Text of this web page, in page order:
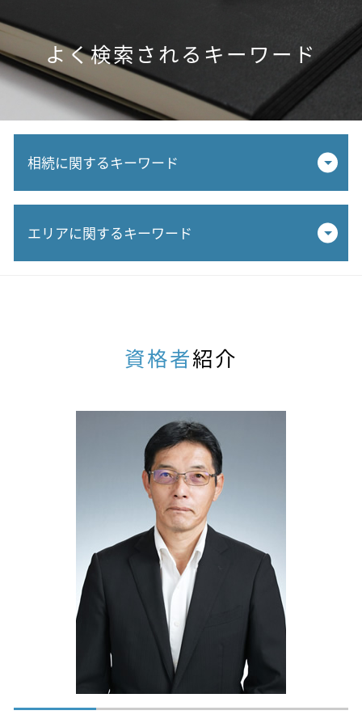
よく検索されるキーワード
相続に関するキーワード
相続税 申告漏れ
不動産 売却 税金 相続
土地 相続 税金 払えない
追徴課税 とは わかりやすく
相続税 修正申告
相続税 ふるさと納税
未成年者控除 相続税
相続税申告 控除
追徴課税 払えない
相続税 二割加算
エリアに関するキーワード
不動産相続 税理士 相談 春日井市
相続税申告 税理士 相談 犬山市
相続税対策 税理士 相談 岐阜県
相続税申告 税理士 相談 小牧市
相続生前対策 税理士 相談 瑞穂市
相続税対策 税理士 相談 江南市
不動産相続 税理士 相談 岐阜市
相続税申告 税理士 相談 春日井市
相続税申告 税理士 相談 一宮市
不動産相続 税理士 相談 名古屋
相続税対策 税理士 相談 一宮市
相続生前対策 税理士 相談 犬山市
相続税対策 税理士 相談 小牧市
相続税申告 税理士 相談 江南市
相続税申告 税理士 相談 岐阜県
不動産相続 税理士 相談 小牧市
資格者紹介